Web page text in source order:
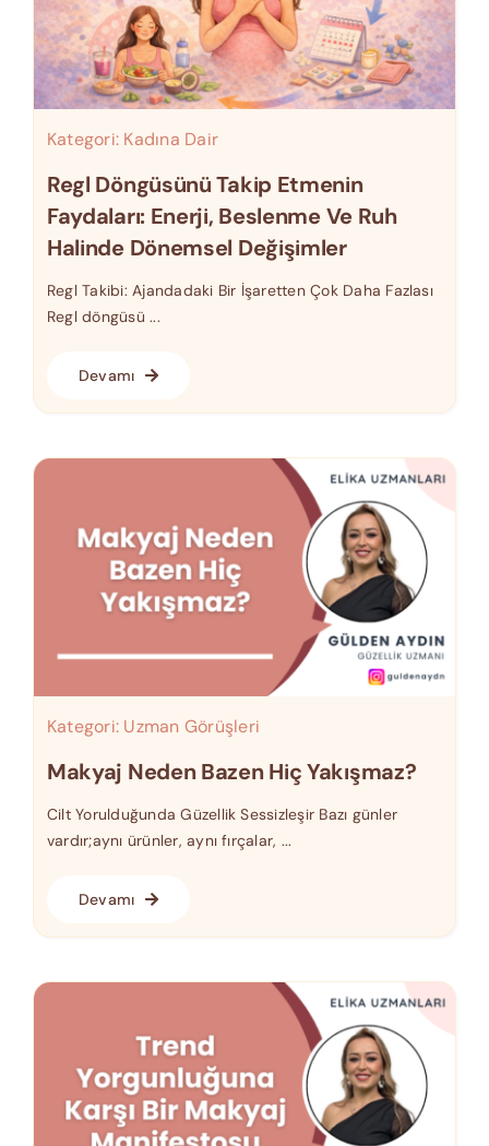
Kategori: Kadına Dair
Regl Döngüsünü Takip Etmenin
Faydaları: Enerji, Beslenme Ve Ruh
Halinde Dönemsel Değişimler
Regl Takibi: Ajandadaki Bir İşaretten Çok Daha Fazlası
Regl döngüsü ...
Devamı
Kategori: Uzman Görüşleri
Makyaj Neden Bazen Hiç Yakışmaz?
Cilt Yorulduğunda Güzellik Sessizleşir Bazı günler
vardır;aynı ürünler, aynı fırçalar, ...
Devamı